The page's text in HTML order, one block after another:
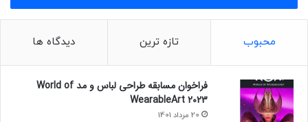
محبوب تازه ترین دیدگاه ها
فراخوان مسابقه طراحی لباس و مد World of
WearableArt 2023
20 مرداد 1401